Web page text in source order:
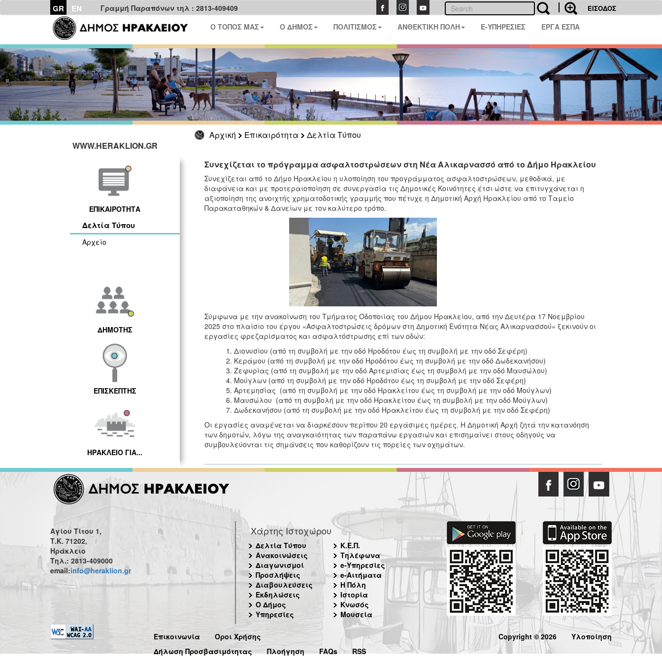
GR EN Γραμμή Παραπόνων τηλ : 2813-409409 ΕΙΣΟΔΟΣ
Ο ΤΟΠΟΣ ΜΑΣ Ο ΔΗΜΟΣ ΠΟΛΙΤΙΣΜΟΣ ΑΝΘΕΚΤΙΚΗ ΠΟΛΗ E-ΥΠΗΡΕΣΙΕΣ ΕΡΓΑ ΕΣΠΑ
Αρχική Επικαιρότητα
Δελτία Τύπου
WWW.HERAKLION.GR
ΕΠΙΚΑΙΡΟΤΗΤΑ
Δελτία Τύπου
Αρχείο
ΔΗΜΟΤΗΣ
ΕΠΙΣΚΕΠΤΗΣ
ΗΡΑΚΛΕΙΟ ΓΙΑ...
Συνεχίζεται το πρόγραμμα ασφαλτοστρώσεων στη Νέα Αλικαρνασσό από το Δήμο Ηρακλείου
Συνεχίζεται από το Δήμο Ηρακλείου η υλοποίηση του προγράμματος ασφαλτοστρώσεων, μεθοδικά, με
διαφάνεια και με προτεραιοποίηση σε συνεργασία τις Δημοτικές Κοινότητες έτσι ώστε να επιτυγχάνεται η
αξιοποίηση της ανοιχτής χρηματοδοτικής γραμμής που πέτυχε η Δημοτική Αρχή Ηρακλείου από το Ταμείο
Παρακαταθηκών & Δανείων με τον καλύτερο τρόπο.
Σύμφωνα με την ανακοίνωση του Τμήματος Οδοποιίας του Δήμου Ηρακλείου, από την Δευτέρα 17 Νοεμβρίου
2025 στο πλαίσιο του έργου «Ασφαλτοστρώσεις δρόμων στη Δημοτική Ενότητα Νέας Αλικαρνασσού» ξεκινούν οι
εργασίες φρεζαρίσματος και ασφαλτόστρωσης επί των οδών:
Διονυσίου (από τη συμβολή με την οδό Ηροδότου έως τη συμβολή με την οδό Σεφέρη)
Κεράμου (από τη συμβολή με την οδό Ηροδότου έως τη συμβολή με την οδό Δωδεκανήσου)
Ζεφυρίας (από τη συμβολή με την οδό Αρτεμισίας έως τη συμβολή με την οδό Μαυσώλου)
Μούγλων (από τη συμβολή με την οδό Ηροδότου έως τη συμβολή με την οδό Σεφέρη)
Αρτεμησίας (από τη συμβολή με την οδό Ηρακλείτου έως τη συμβολή με την οδό Μούγλων)
Μαυσώλου (από τη συμβολή με την οδό Ηρακλείτου έως τη συμβολή με την οδό Μούγλων)
Δωδεκανήσου (από τη συμβολή με την οδό Ηρακλείτου έως τη συμβολή με την οδό Σεφέρη)
Οι εργασίες αναμένεται να διαρκέσουν περίπου 20 εργάσιμες ημέρες. Η Δημοτική Αρχή ζητά την κατανόηση
των δημοτών, λόγω της αναγκαιότητας των παραπάνω εργασιών και επισημαίνει στους οδηγούς να
συμβουλεύονται τις σημάνσεις που καθορίζουν τις πορείες των οχημάτων.
Αγίου Τίτου 1,
Τ.Κ. 71202,
Ηράκλειο
Τηλ.: 2813-409000
email:info@heraklion.gr
Χάρτης Ιστοχώρου
Δελτία Τύπου
Ανακοινώσεις
Διαγωνισμοί
Προσλήψεις
Διαβουλεύσεις
Εκδηλώσεις
Ο Δήμος
Υπηρεσίες
Κ.Ε.Π.
Τηλέφωνα
e-Υπηρεσίες
e-Αιτήματα
Η Πόλη
Ιστορία
Κνωσός
Μουσεία
Επικοινωνία
Όροι Χρήσης
Δήλωση Προσβασιμότητας
Πλοήγηση FAQs RSS
Copyright © 2026 Υλοποίηση